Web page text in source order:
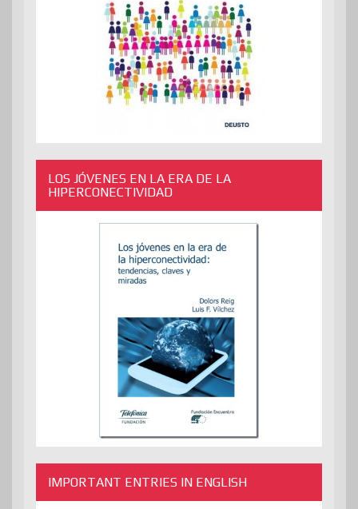
LOS JÓVENES EN LA ERA DE LA
HIPERCONECTIVIDAD
IMPORTANT ENTRIES IN ENGLISH